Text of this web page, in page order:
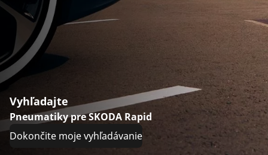
Vyhľadajte
Pneumatiky pre SKODA Rapid
Dokončite moje vyhľadávanie